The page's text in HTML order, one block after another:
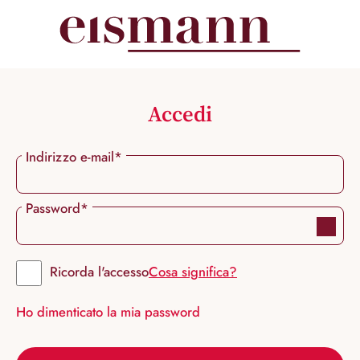
principale
Accedi
Indirizzo e-mail*
Password*
Ricorda l'accessoCosa significa?
Ho dimenticato la mia password